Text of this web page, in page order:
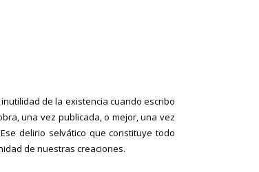
de la existencia cuando escribo
una vez publicada, o mejor, una vez
delirio selvático que constituye todo
de nuestras creaciones.